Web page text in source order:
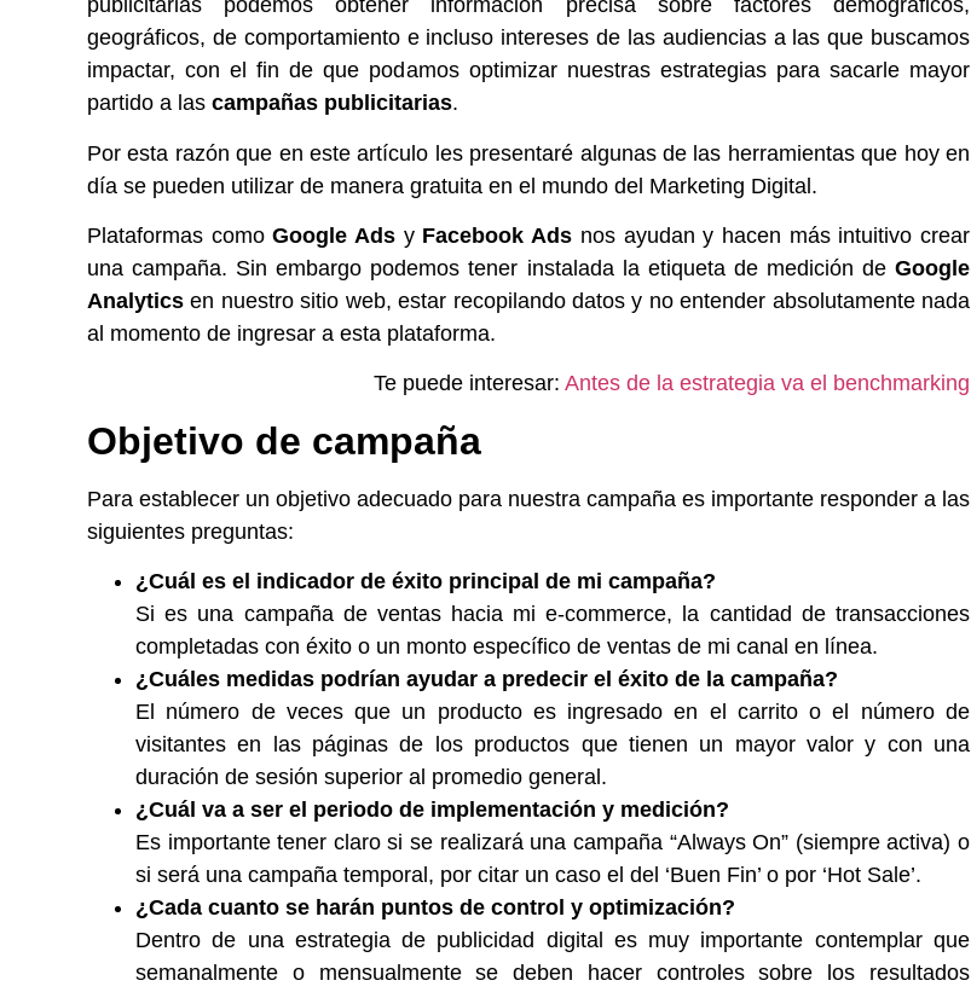
publicitarias podemos obtener información precisa sobre factores demográficos,
geográficos, de comportamiento e incluso intereses de las audiencias a las que buscamos
impactar, con el fin de que podamos optimizar nuestras estrategias para sacarle mayor
partido a las campañas publicitarias.
Por esta razón que en este artículo les presentaré algunas de las herramientas que hoy en
día se pueden utilizar de manera gratuita en el mundo del Marketing Digital.
Plataformas comoGoogle Ads y Facebook Ads nos ayudan y hacen más intuitivo crear
una campaña. Sin embargo podemos tener instalada la etiqueta de medición de Google
Analytics en nuestro sitio web, estar recopilando datos y no entender absolutamente nada
al momento de ingresar a esta plataforma.
Te puede interesar: Antes de la estrategia va el benchmarking
Objetivo de campaña
Para establecer un objetivo adecuado para nuestra campaña es importante responder a las
siguientes preguntas:
¿Cuál es el indicador de éxito principal de mi campaña?
Si es una campaña de ventas hacia mi e-commerce, la cantidad de transacciones
completadas con éxito o un monto específico de ventas de mi canal en línea.
¿Cuáles medidas podrían ayudar a predecir el éxito de la campaña?
El número de veces que un producto es ingresado en el carrito o el número de
visitantes en las páginas de los productos que tienen un mayor valor y con una
duración de sesión superior al promedio general.
¿Cuál va a ser el periodo de implementación y medición?
Es importante tener claro si se realizará una campaña “Always On” (siempre activa) o
si será una campaña temporal, por citar un caso el del ‘Buen Fin’ o por ‘Hot Sale’.
¿Cada cuanto se harán puntos de control y optimización?
Dentro de una estrategia de publicidad digital es muy importante contemplar que
semanalmente o mensualmente se deben hacer controles sobre los resultados